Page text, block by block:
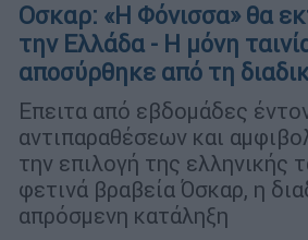
Οσκαρ: «Η Φόνισσα» θα
την Ελλάδα - Η μόνη
αποσύρθηκε από τη
Επειτα από εβδομάδες
αντιπαραθέσεων και
την επιλογή της ελληνικής
φετινά βραβεία Όσκαρ, η
απρόσμενη κατάληξη